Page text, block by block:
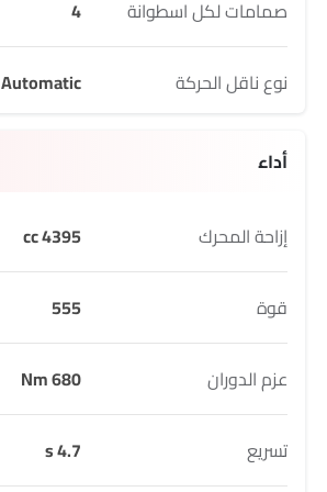
صمامات لكل اسطوانة 4
نوع ناقل الحركة Automatic
أداء
إزاحة المحرك 4395 cc
قوة 555
عزم الدوران 680 Nm
تسريع 4.7 s